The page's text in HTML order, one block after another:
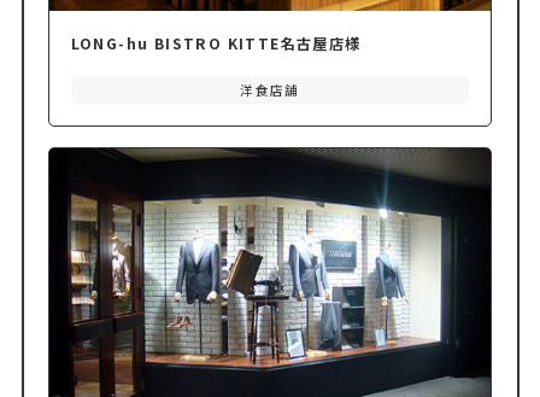
LONG-hu BISTRO KITTE名古屋店様
洋食店舗